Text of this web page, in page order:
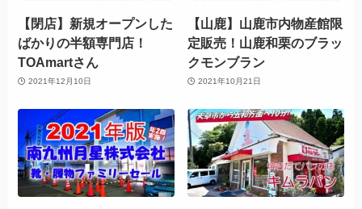
【閉店】新規オープンした
ばかりの半額専門店！
TOAmartさん
2021年12月10日
【山鹿】山鹿市内物産館限
定販売！山鹿和栗のブラッ
クモンブラン
2021年10月21日